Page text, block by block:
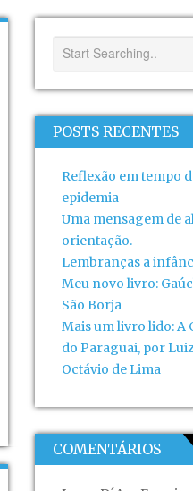
POSTS RECENTES
Reflexão em tempo
epidemia
Uma mensagem de
orientação.
Lembranças a
Meu novo livro:
São Borja
Mais um livro lido: A
do Paraguai, por
Octávio de Lima
COMENTÁRIOS